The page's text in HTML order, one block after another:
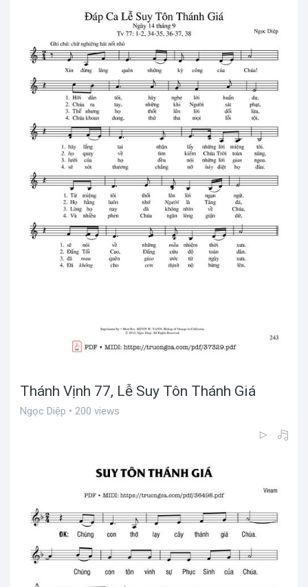
Thánh Vịnh 77, Lễ Suy Tôn Thánh Giá
Ngọc Diệp • 200 views